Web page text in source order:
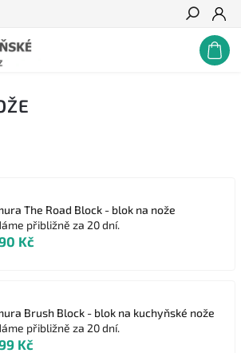
Hledat
The Road Block - blok na nože
přibližně za 20 dní.
Kč
Brush Block - blok na kuchyňské nože
přibližně za 20 dní.
Kč